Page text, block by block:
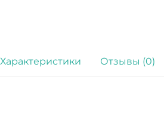
Характеристики Отзывы (0)